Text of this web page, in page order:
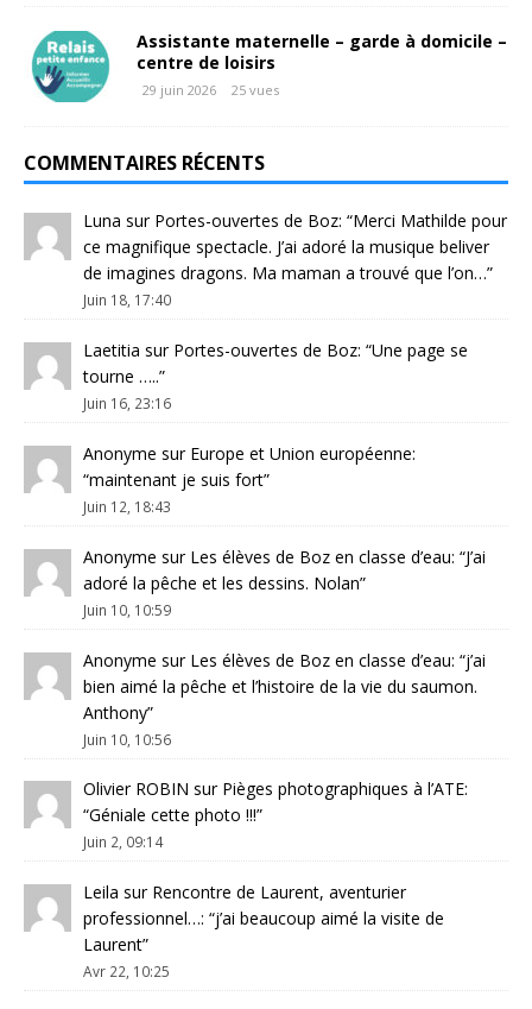
Assistante maternelle – garde à domicile –
centre de loisirs
29 juin 2026 25 vues
COMMENTAIRES RÉCENTS
Luna sur Portes-ouvertes de Boz: “Merci Mathilde pour
ce magnifique spectacle. J’ai adoré la musique beliver
de imagines dragons. Ma maman a trouvé que l’on…”
Juin 18, 17:40
Laetitia sur Portes-ouvertes de Boz: “Une page se
tourne …..”
Juin 16, 23:16
Anonyme sur Europe et Union européenne:
“maintenant je suis fort”
Juin 12, 18:43
Anonyme sur Les élèves de Boz en classe d’eau: “J’ai
adoré la pêche et les dessins. Nolan”
Juin 10, 10:59
Anonyme sur Les élèves de Boz en classe d’eau: “j’ai
bien aimé la pêche et l’histoire de la vie du saumon.
Anthony”
Juin 10, 10:56
Olivier ROBIN sur Pièges photographiques à l’ATE:
“Géniale cette photo !!!”
Juin 2, 09:14
Leila sur Rencontre de Laurent, aventurier
professionnel…: “j’ai beaucoup aimé la visite de
Laurent”
Avr 22, 10:25